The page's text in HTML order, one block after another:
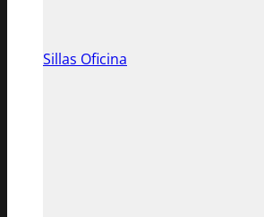
Sillas Oficina